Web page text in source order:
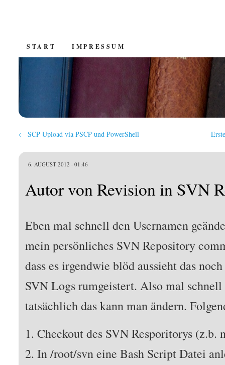
SKIP
CONTENT
START IMPRESSUM
← SCP Upload via PSCP und PowerShell
6. AUGUST 2012 · 01:46
Autor von Revision in SVN
Eben mal schnell den Usernamen
mein persönliches SVN Repository
dass es irgendwie blöd aussieht das
SVN Logs rumgeistert. Also mal schnell
tatsächlich das kann man ändern.
1. Checkout des SVN Resporitorys (z.b.
2. In /root/svn eine Bash Script Datei